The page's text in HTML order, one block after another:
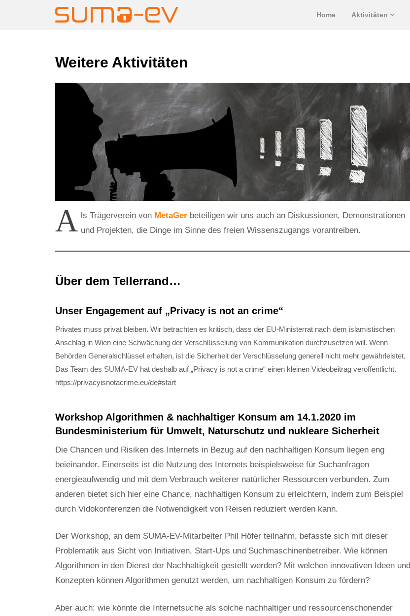
Home Aktivitäten
to
Weitere Aktivitäten
A ls Trägerverein von MetaGer beteiligen wir uns auch an Diskussionen, Demonstrationen
und Projekten, die Dinge im Sinne des freien Wissenszugangs vorantreiben.
Über dem Tellerrand…
Unser Engagement auf „Privacy is not an crime“
Privates muss privat bleiben. Wir betrachten es kritisch, dass der EU-Ministerrat nach dem islamistischen
Anschlag in Wien eine Schwächung der Verschlüsselung von Kommunikation durchzusetzen will. Wenn
Behörden Generalschlüssel erhalten, ist die Sicherheit der Verschlüsselung generell nicht mehr gewährleistet.
Das Team des SUMA-EV hat deshalb auf „Privacy is not a crime“ einen kleinen Videobeitrag veröffentlicht.
https://privacyisnotacrime.eu/de#start
Workshop Algorithmen & nachhaltiger Konsum am 14.1.2020 im
Bundesministerium für Umwelt, Naturschutz und nukleare Sicherheit
Die Chancen und Risiken des Internets in Bezug auf den nachhaltigen Konsum liegen eng
beieinander. Einerseits ist die Nutzung des Internets beispielsweise für Suchanfragen
energieaufwendig und mit dem Verbrauch weiterer natürlicher Ressourcen verbunden. Zum
anderen bietet sich hier eine Chance, nachhaltigen Konsum zu erleichtern, indem zum Beispiel
durch Vidokonferenzen die Notwendigkeit von Reisen reduziert werden kann.
Der Workshop, an dem SUMA-EV-Mitarbeiter Phil Höfer teilnahm, befasste sich mit dieser
Problematik aus Sicht von Initiativen, Start-Ups und Suchmaschinenbetreiber. Wie können
Algorithmen in den Dienst der Nachhaltigkeit gestellt werden? Mit welchen innovativen Ideen und
Konzepten können Algorithmen genutzt werden, um nachhaltigen Konsum zu fördern?
Aber auch: wie könnte die Internetsuche als solche nachhaltiger und ressourcenschonender